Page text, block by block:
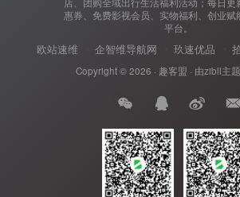
惠券、免费影视会员、实物福利、创业赋
平台。
欧站速维 企智维导航网 玖速优品
Copyright © 2026 · 趣客盟 · 由zibll主题